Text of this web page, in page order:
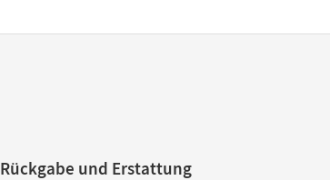
Rückgabe und Erstattung